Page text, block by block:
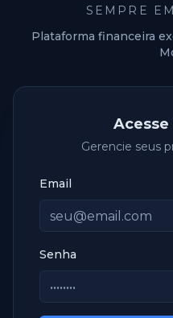
SEMPRE
Plataforma financeira
Acesse
Gerencie seus
Email
Senha